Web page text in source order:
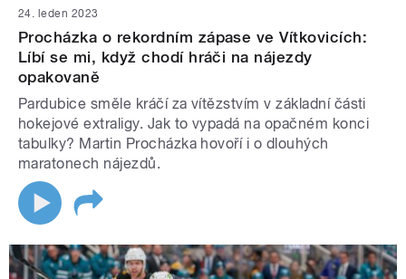
24. leden 2023
Procházka o rekordním zápase ve Vítkovicích:
Líbí se mi, když chodí hráči na nájezdy
opakovaně
Pardubice směle kráčí za vítězstvím v základní části
hokejové extraligy. Jak to vypadá na opačném konci
tabulky? Martin Procházka hovoří i o dlouhých
maratonech nájezdů.